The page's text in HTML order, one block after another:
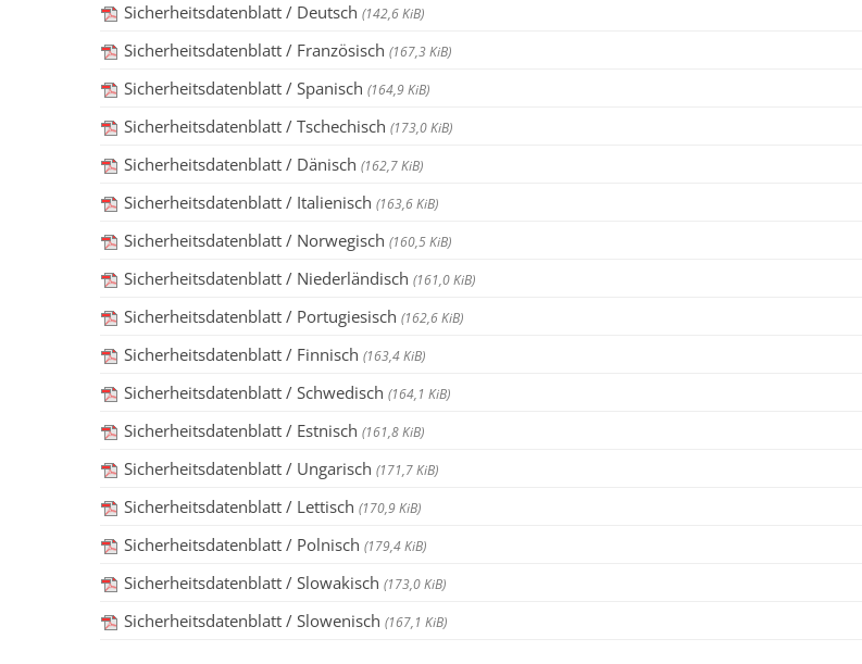
Sicherheitsdatenblatt / Deutsch (142,6 KiB)
Sicherheitsdatenblatt / Französisch (167,3 KiB)
Sicherheitsdatenblatt / Spanisch (164,9 KiB)
Sicherheitsdatenblatt / Tschechisch (173,0 KiB)
Sicherheitsdatenblatt / Dänisch (162,7 KiB)
Sicherheitsdatenblatt / Italienisch (163,6 KiB)
Sicherheitsdatenblatt / Norwegisch (160,5 KiB)
Sicherheitsdatenblatt / Niederländisch (161,0 KiB)
Sicherheitsdatenblatt / Portugiesisch (162,6 KiB)
Sicherheitsdatenblatt / Finnisch (163,4 KiB)
Sicherheitsdatenblatt / Schwedisch (164,1 KiB)
Sicherheitsdatenblatt / Estnisch (161,8 KiB)
Sicherheitsdatenblatt / Ungarisch (171,7 KiB)
Sicherheitsdatenblatt / Lettisch (170,9 KiB)
Sicherheitsdatenblatt / Polnisch (179,4 KiB)
Sicherheitsdatenblatt / Slowakisch (173,0 KiB)
Sicherheitsdatenblatt / Slowenisch (167,1 KiB)